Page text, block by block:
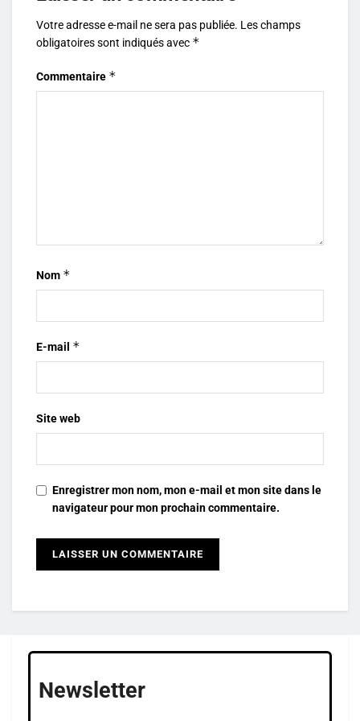
Votre adresse e-mail ne sera pas publiée. Les champs
obligatoires sont indiqués avec *
Commentaire *
Nom *
E-mail *
Site web
Enregistrer mon nom, mon e-mail et mon site dans le
navigateur pour mon prochain commentaire.
Newsletter